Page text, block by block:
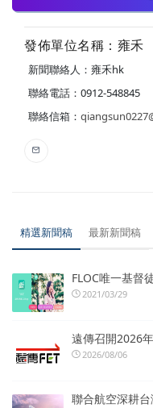
發佈單位名稱：雍禾
新聞聯絡人：雍禾hk
聯絡電話：0912-548845
聯絡信箱：
精選新聞稿 最新新聞稿
FLOC唯一基督
2021/03/29
遠傳召開2026
2026/08/06
聯合航空深耕